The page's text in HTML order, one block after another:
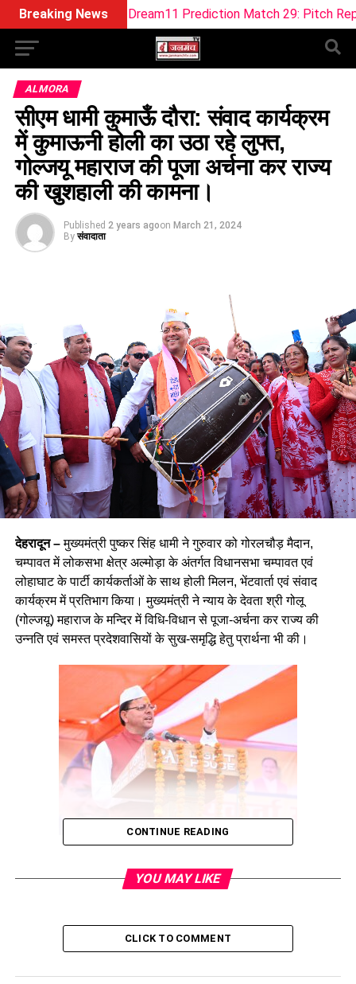
Breaking News
W Dream11 Prediction Match 29: Pitch Report, Playing
ALMORA
सीएम धामी कुमाऊँ दौरा: संवाद कार्यक्रम
में कुमाऊनी होली का उठा रहे लुफ्त,
गोल्जयू महाराज की पूजा अर्चना कर राज्य
की खुशहाली की कामना।
Published 2 years agoon March 21, 2024
By संवादाता
देहरादून –मुख्यमंत्री पुष्कर सिंह धामी ने गुरुवार को गोरलचौड़ मैदान,
चम्पावत में लोकसभा क्षेत्र अल्मोड़ा के अंतर्गत विधानसभा चम्पावत एवं
लोहाघाट के पार्टी कार्यकर्ताओं के साथ होली मिलन, भेंटवार्ता एवं संवाद
कार्यक्रम में प्रतिभाग किया। मुख्यमंत्री ने न्याय के देवता श्री गोलू
(गोल्जयू) महाराज के मन्दिर में विधि-विधान से पूजा-अर्चना कर राज्य की
उन्नति एवं समस्त प्रदेशवासियों के सुख-समृद्धि हेतु प्रार्थना भी की।
CONTINUE READING
YOU MAY LIKE
CLICK TO COMMENT